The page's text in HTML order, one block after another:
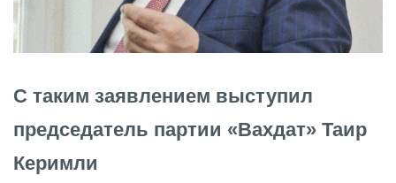
С таким заявлением выступил
председатель партии «Вахдат» Таир
Керимли